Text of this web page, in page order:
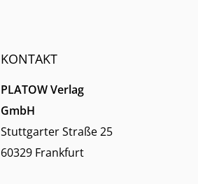
KONTAKT
PLATOW Verlag
GmbH
Stuttgarter Straße 25
60329 Frankfurt